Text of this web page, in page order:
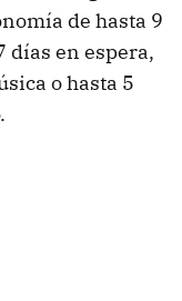
de hasta 9
días en espera,
o hasta 5